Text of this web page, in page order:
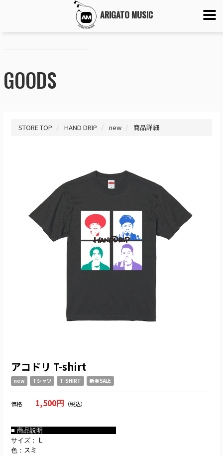
ARIGATO MUSIC
GOODS
STORE TOP HAND DRIP new 商品詳細
アコドリ T-shirt
new Tシャツ T-SHIRT 新春SALE
価格 1,500円 （税込）
■ 商品説明
サイズ： L
色： スミ